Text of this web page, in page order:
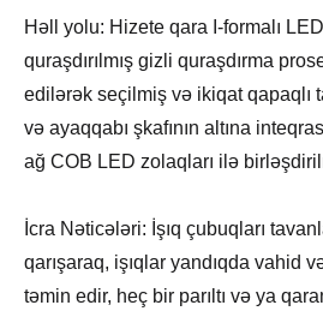
Həll yolu: Hizete qara I-formalı
quraşdırılmış gizli quraşdırma
edilərək seçilmiş və ikiqat qapaqlı
və ayaqqabı şkafının altına
ağ COB LED zolaqları ilə
İcra Nəticələri: İşıq çubuqları
qarışaraq, işıqlar yandıqda vahid
təmin edir, heç bir parıltı və ya